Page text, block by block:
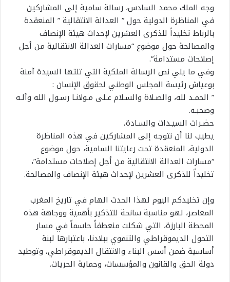
وجه الملك محمد السادس، رسالة سامية إلى المشاركين
في المناظرة الدولية حول ” العدالة الانتقالية ” المنعقدة
بالرباط تخليداً للذكرى العشرين لإحداث هيئة الإنصاف
والمصالحة حول موضوع “مسارات العدالة الانتقالية من أجل
إصلاحات مستدامة”.
وفي ما يلي نص الرسالة الملكية التي تلتها السيدة آمنة
بوعياش رئيسة المجلس الوطني لحقوق الإنسان :
” الحمـد لله، والصـلاة والسـلام عـلى مـولانـا رسـول الله وآلـه
وصحبـه.
حضـرات السيـدات والسـادة،
يطيب لنا أن نتوجه إلى المشاركين في هذه المناظرة
الدولية، المنعقدة تحت رعايتنا السامية، حول موضوع
“مسارات العدالة الانتقالية من أجل إصلاحات مستدامة”،
تخليداً للذكرى العشرين لإحداث هيئة الإنصاف والمصالحة.
وإن تخليدكم اليوم لهذا الحدث الهام في تاريخ المغرب
المعاصر، لهو مناسبة سانحة للتذكير بأهمية ووجاهة هذه
المحطة البارزة، التي شكلت منعطفاً حاسماً في مسار
التحول الديموقراطي والتنموي ببلادنا، باعتبارها لبنة
أساسية ضمن أسس البناء والانتقال الديموقراطي، وتوطيد
دولة الحق والقانون والمؤسسات، وحماية الحريات.